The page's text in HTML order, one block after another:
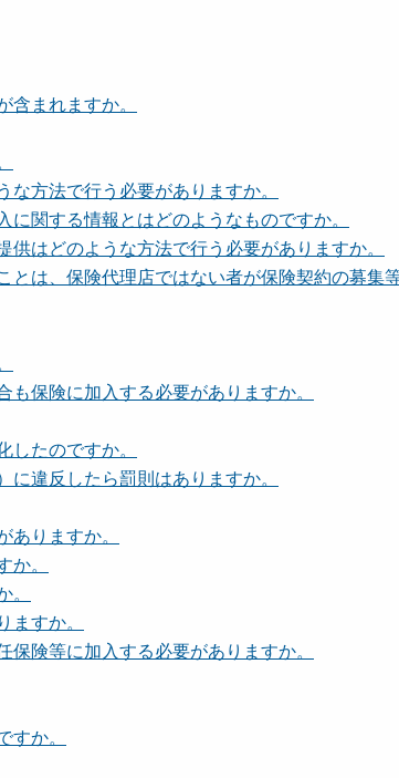
含まれますか。
方法で行う必要がありますか。
関する情報とはどのようなものですか。
はどのような方法で行う必要がありますか。
は、保険代理店ではない者が保険契約の募集
保険に加入する必要がありますか。
したのですか。
違反したら罰則はありますか。
ありますか。
か。
。
ますか。
険等に加入する必要がありますか。
すか。